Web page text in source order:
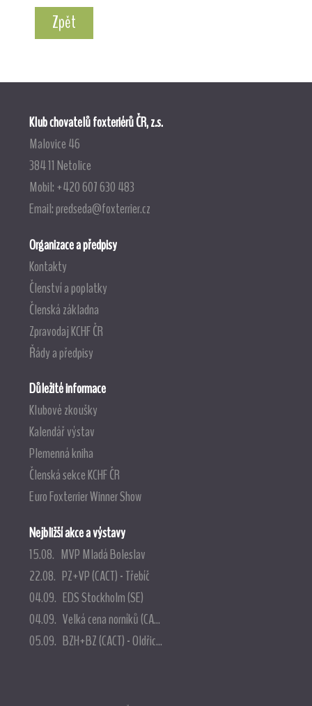
Zpět
Klub chovatelů foxteriérů ČR, z.s.
Malovice 46
384 11 Netolice
Mobil: +420 607 630 483
Email:predseda@foxterrier.cz
Organizace a předpisy
Kontakty
Členství a poplatky
Členská základna
Zpravodaj KCHF ČR
Řády a předpisy
Důležité informace
Klubové zkoušky
Kalendář výstav
Plemenná kniha
Členská sekce KCHF ČR
Euro Foxterrier Winner Show
Nejbližší akce a výstavy
15.08. MVP Mladá Boleslav
22.08. PZ+VP (CACT) - Třebíč
04.09. EDS Stockholm (SE)
04.09. Velká cena norníků (CA...
05.09. BZH+BZ (CACT) - Oldřic...